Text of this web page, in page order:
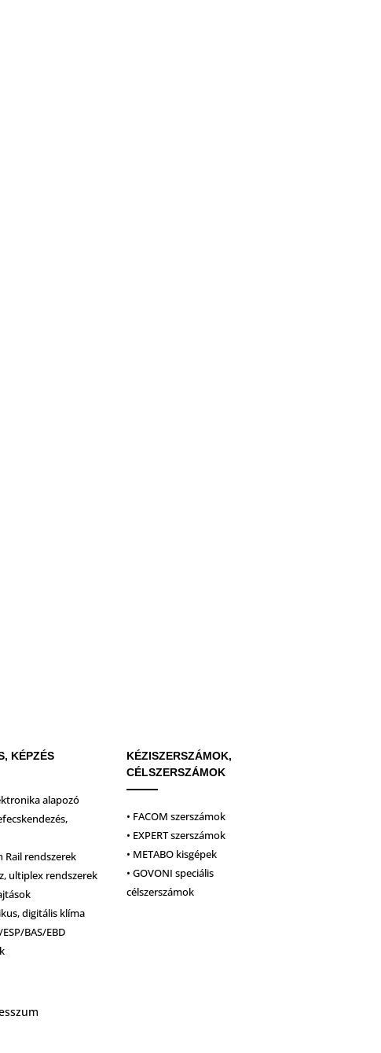
KÉPZÉS
alapozó
Rail rendszerek
ultiplex rendszerek
digitális klíma
ESP/BAS/EBD
KÉZISZERSZÁMOK,
CÉLSZERSZÁMOK
• FACOM szerszámok
• EXPERT szerszámok
• METABO kisgépek
• GOVONI speciális
célszerszámok